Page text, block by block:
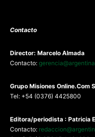
Contacto
Director: Marcelo Almada
Contacto:
Grupo Misiones Online.Com
Tel: +54 (0376) 4425800
Editora/periodista : Patricia
Contacto: